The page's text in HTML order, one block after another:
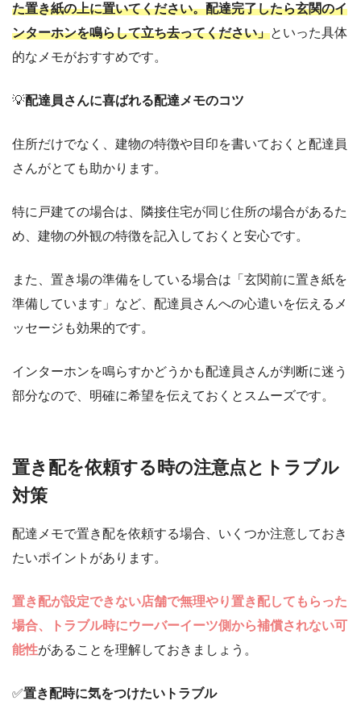
た置き紙の上に置いてください。配達完了したら玄関のイ
ンターホンを鳴らして立ち去ってください」といった具体
的なメモがおすすめです。
💡配達員さんに喜ばれる配達メモのコツ
住所だけでなく、建物の特徴や目印を書いておくと配達員
さんがとても助かります。
特に戸建ての場合は、隣接住宅が同じ住所の場合があるた
め、建物の外観の特徴を記入しておくと安心です。
また、置き場の準備をしている場合は「玄関前に置き紙を
準備しています」など、配達員さんへの心遣いを伝えるメ
ッセージも効果的です。
インターホンを鳴らすかどうかも配達員さんが判断に迷う
部分なので、明確に希望を伝えておくとスムーズです。
置き配を依頼する時の注意点とトラブル
対策
配達メモで置き配を依頼する場合、いくつか注意しておき
たいポイントがあります。
置き配が設定できない店舗で無理やり置き配してもらった
場合、トラブル時にウーバーイーツ側から補償されない可
能性があることを理解しておきましょう。
✅置き配時に気をつけたいトラブル